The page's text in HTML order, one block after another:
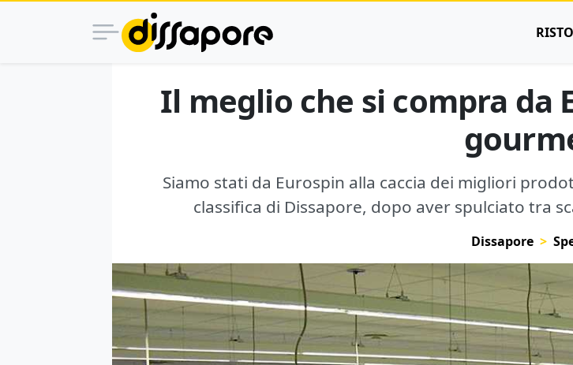
Il meglio che si compra da
Siamo stati da Eurospin alla caccia dei migliori
classifica di Dissapore, dopo aver spulciato tra
Dissapore